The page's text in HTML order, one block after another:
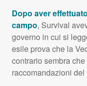
Dopo aver
campo, Survival
governo in cui si
esile prova che la
contrario sembra
raccomandazioni del